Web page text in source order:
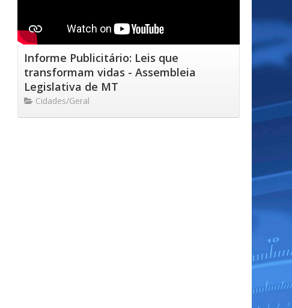
Informe Publicitário: Leis que
transformam vidas - Assembleia
Legislativa de MT
Cidades/Geral